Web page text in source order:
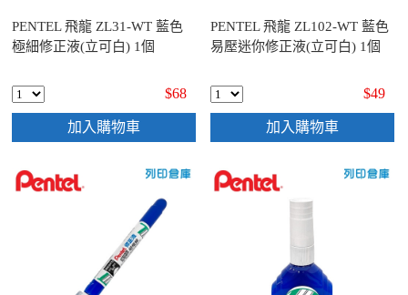
PENTEL 飛龍 ZL31-WT 藍色
極細修正液(立可白) 1個
$68
加入購物車
PENTEL 飛龍 ZL102-WT 藍色
易壓迷你修正液(立可白) 1個
$49
加入購物車